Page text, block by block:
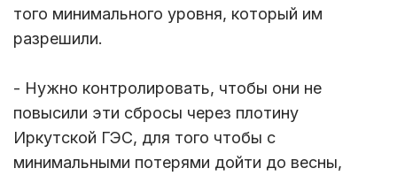
того минимального уровня, который им
разрешили.
- Нужно контролировать, чтобы они не
повысили эти сбросы через плотину
Иркутской ГЭС, для того чтобы с
минимальными потерями дойти до весны,